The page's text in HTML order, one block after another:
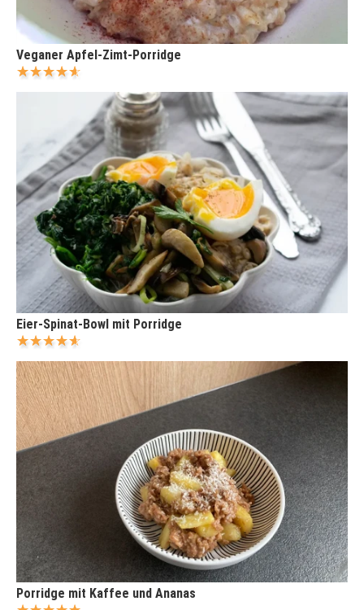
Veganer Apfel-Zimt-Porridge
Eier-Spinat-Bowl mit Porridge
Porridge mit Kaffee und Ananas